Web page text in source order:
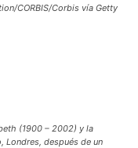
CORBIS/Corbis vía Getty
(1900 – 2002) y la
Londres, después de un